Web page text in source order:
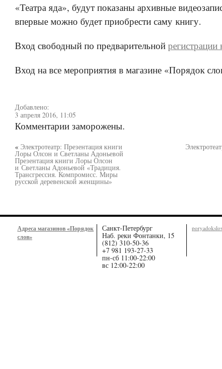
«Театра яда», будут показаны архивные
впервые можно будет приобрести саму книгу.
Вход свободный по предварительной
Вход на все мероприятия в магазине «Порядок
Добавлено:
3 апреля 2016, 11:05
Комментарии заморожены.
« Электротеатр: Презентация книги
Лоры Олсон и Светланы Адоньевой
Презентация книги Лоры Олсон
и Светланы Адоньевой «Традиция.
Трансгрессия. Компромисс. Миры
русской деревенской женщины»
Адреса магазинов «Порядок
слов»
Санкт-Петербург
Наб. реки Фонтанки, 15
(812) 310-50-36
+7 981 193-27-33
пн-сб 11:00-22:00
вс 12:00-22:00